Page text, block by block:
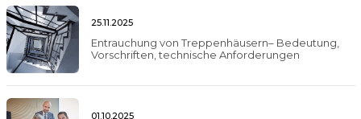
25.11.2025
Entrauchung von Treppenhäusern– Bedeutung,
Vorschriften, technische Anforderungen
01.10.2025